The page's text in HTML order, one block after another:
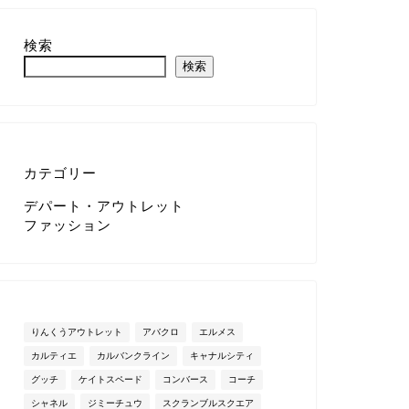
検索
検索
カテゴリー
デパート・アウトレット
ファッション
りんくうアウトレット アバクロ エルメス
カルティエ カルバンクライン キャナルシティ
グッチ ケイトスペード コンバース コーチ
シャネル ジミーチュウ スクランブルスクエア